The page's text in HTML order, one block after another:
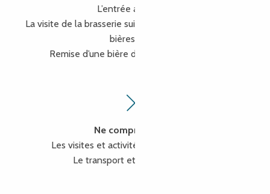
L’entrée au Cloître
La visite de la brasserie suivie d’une dégustation de 2
bières| 1h00
Remise d’une bière de 75 cl par personne
Ne comprend pas :
Les visites et activités non mentionnées
Le transport et les assurances